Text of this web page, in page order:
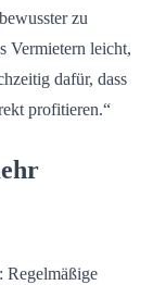
zu
Vermietern leicht,
dafür, dass
profitieren.“
Regelmäßige